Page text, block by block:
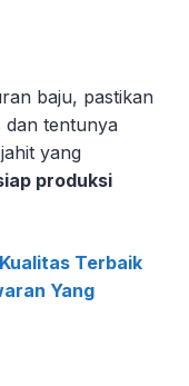
baju, pastikan
dan tentunya
yang
produksi
Terbaik
Yang